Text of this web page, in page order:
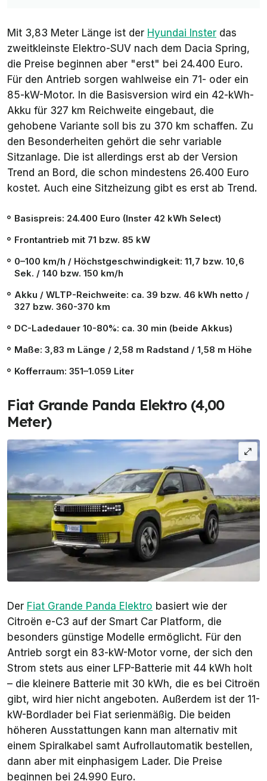
Mit 3,83 Meter Länge ist der Hyundai Inster das
zweitkleinste Elektro-SUV nach dem Dacia Spring,
die Preise beginnen aber "erst" bei 24.400 Euro.
Für den Antrieb sorgen wahlweise ein 71- oder ein
85-kW-Motor. In die Basisversion wird ein 42-kWh-
Akku für 327 km Reichweite eingebaut, die
gehobene Variante soll bis zu 370 km schaffen. Zu
den Besonderheiten gehört die sehr variable
Sitzanlage. Die ist allerdings erst ab der Version
Trend an Bord, die schon mindestens 26.400 Euro
kostet. Auch eine Sitzheizung gibt es erst ab Trend.
Basispreis: 24.400 Euro (Inster 42 kWh Select)
Frontantrieb mit 71 bzw. 85 kW
0–100 km/h / Höchstgeschwindigkeit: 11,7 bzw. 10,6
Sek. / 140 bzw. 150 km/h
Akku / WLTP-Reichweite: ca. 39 bzw. 46 kWh netto /
327 bzw. 360-370 km
DC-Ladedauer 10-80%: ca. 30 min (beide Akkus)
Maße: 3,83 m Länge / 2,58 m Radstand / 1,58 m Höhe
Kofferraum: 351–1.059 Liter
Fiat Grande Panda Elektro (4,00
Meter)
Der Fiat Grande Panda Elektro basiert wie der
Citroën e-C3 auf der Smart Car Platform, die
besonders günstige Modelle ermöglicht. Für den
Antrieb sorgt ein 83-kW-Motor vorne, der sich den
Strom stets aus einer LFP-Batterie mit 44 kWh holt
– die kleinere Batterie mit 30 kWh, die es bei Citroën
gibt, wird hier nicht angeboten. Außerdem ist der 11-
kW-Bordlader bei Fiat serienmäßig. Die beiden
höheren Ausstattungen kann man alternativ mit
einem Spiralkabel samt Aufrollautomatik bestellen,
dann aber mit einphasigem Lader. Die Preise
beginnen bei 24.990 Euro.